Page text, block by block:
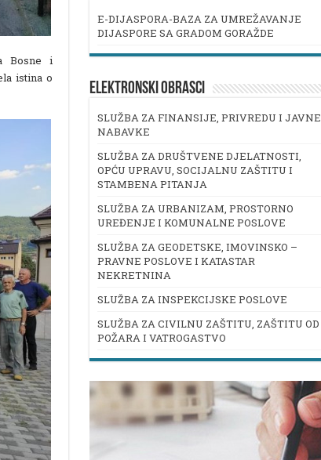
Bosne i
istina o
E-DIJASPORA-BAZA ZA UMREŽAVANJE
DIJASPORE SA GRADOM GORAŽDE
ELEKTRONSKI OBRASCI
SLUŽBA ZA FINANSIJE, PRIVREDU I JAVNE
NABAVKE
SLUŽBA ZA DRUŠTVENE DJELATNOSTI,
OPĆU UPRAVU, SOCIJALNU ZAŠTITU I
STAMBENA PITANJA
SLUŽBA ZA URBANIZAM, PROSTORNO
UREĐENJE I KOMUNALNE POSLOVE
SLUŽBA ZA GEODETSKE, IMOVINSKO –
PRAVNE POSLOVE I KATASTAR
NEKRETNINA
SLUŽBA ZA INSPEKCIJSKE POSLOVE
SLUŽBA ZA CIVILNU ZAŠTITU, ZAŠTITU OD
POŽARA I VATROGASTVO